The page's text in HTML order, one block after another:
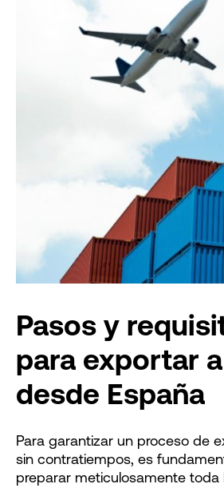
Pasos y
para exportar a
desde España
Para garantizar un proceso de
sin contratiempos, es
preparar meticulosamente